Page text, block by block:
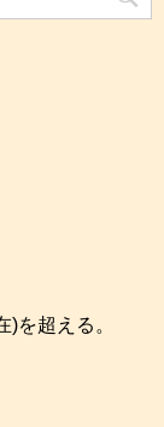
を超える。